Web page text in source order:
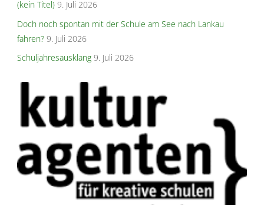
(kein Titel) 9. Juli 2026
Doch noch spontan mit der Schule am See nach Lankau
fahren? 9. Juli 2026
Schuljahresausklang 9. Juli 2026